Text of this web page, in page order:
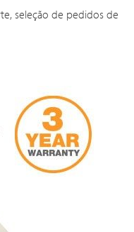
seleção de pedidos de